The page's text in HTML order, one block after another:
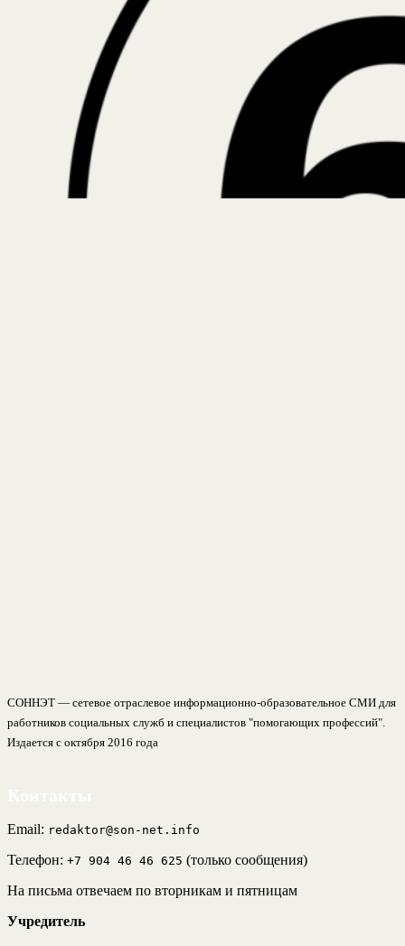
СОННЭТ — сетевое отраслевое информационно-образовательное СМИ для
работников социальных служб и специалистов "помогающих профессий".
Издается с октября 2016 года
Email: redaktor@son-net.info
Телефон: +7 904 46 46 625 (только сообщения)
На письма отвечаем по вторникам и пятницам
Учредитель